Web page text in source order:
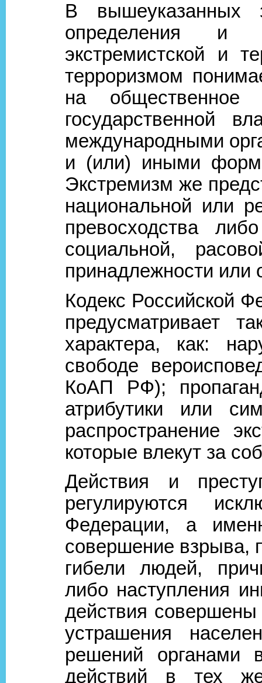
В вышеуказанных
определения и
экстремистской и
терроризмом
на общественное
государственной
международными
и (или) иными
Экстремизм же
национальной или
превосходства
социальной,
принадлежности или
Кодекс Российской
предусматривает
характера, как:
свободе
КоАП РФ);
атрибутики или
распространение
которые влекут за
Действия и
регулируются
Федерации, а
совершение взрыва,
гибели людей,
либо наступления
действия
устрашения
решений органами
действий в тех же